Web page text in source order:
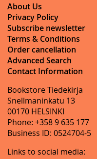
About Us
Privacy Policy
Subscribe newsletter
Terms & Conditions
Order cancellation
Advanced Search
Contact Information
Bookstore Tiedekirja
Snellmaninkatu 13
00170 HELSINKI
Phone: +358 9 635 177
Business ID: 0524704-5
Links to social media: